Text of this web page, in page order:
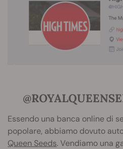
Essendo una banca online di
popolare, abbiamo dovuto
Queen Seeds. Vendiamo una